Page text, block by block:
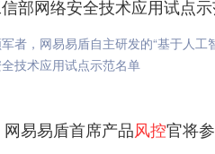
部网络安全技术应用试点
者，网易易盾自主研发的“基于人工
技术应用试点示范名单
易易盾首席产品风控官将